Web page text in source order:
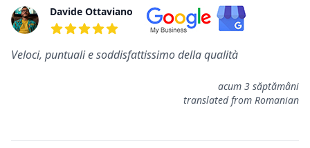
RewiewsDavide Ottaviano
Veloci, puntuali e soddisfattissimo della qualità
acum 3 săptămâni
translated from Romanian